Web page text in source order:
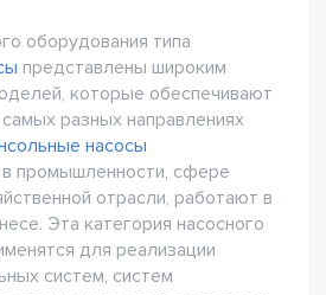
оборудования типа
представлены широким
которые обеспечивают
разных направлениях
насосы
в промышленности, сфере
отрасли, работают в
Эта категория насосного
для реализации
систем, систем